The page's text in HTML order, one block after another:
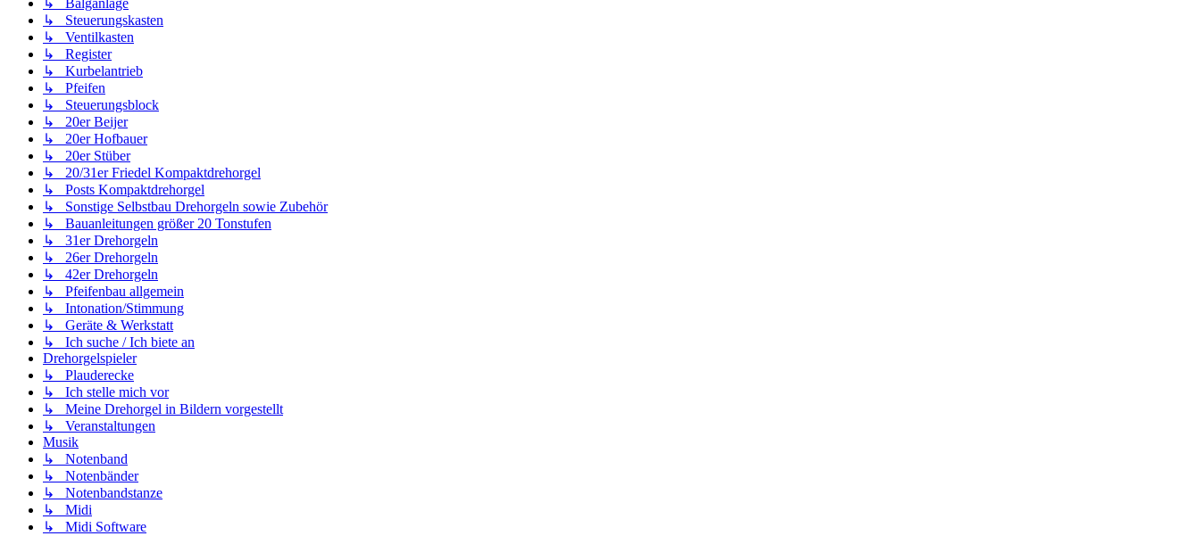
↳ Balganlage
↳ Steuerungskasten
↳ Ventilkasten
↳ Register
↳ Kurbelantrieb
↳ Pfeifen
↳ Steuerungsblock
↳ 20er Beijer
↳ 20er Hofbauer
↳ 20er Stüber
↳ 20/31er Friedel Kompaktdrehorgel
↳ Posts Kompaktdrehorgel
↳ Sonstige Selbstbau Drehorgeln sowie Zubehör
↳ Bauanleitungen größer 20 Tonstufen
↳ 31er Drehorgeln
↳ 26er Drehorgeln
↳ 42er Drehorgeln
↳ Pfeifenbau allgemein
↳ Intonation/Stimmung
↳ Geräte & Werkstatt
↳ Ich suche / Ich biete an
Drehorgelspieler
↳ Plauderecke
↳ Ich stelle mich vor
↳ Meine Drehorgel in Bildern vorgestellt
↳ Veranstaltungen
Musik
↳ Notenband
↳ Notenbänder
↳ Notenbandstanze
↳ Midi
↳ Midi Software